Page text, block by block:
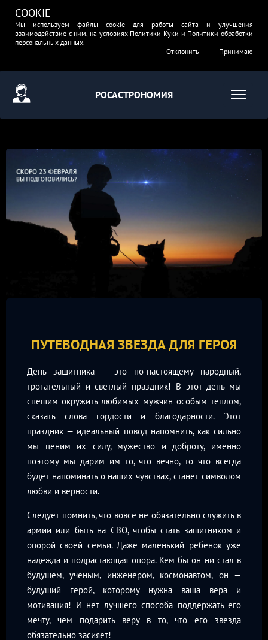
COOKIE
Мы используем файлы cookie для работы сайта и улучшения
взаимодействие с ним, на условиях Политики Куки и Политики обработки
персональных данных.
Отклонить
Принимаю
РОСАСТРОНОМИЯ
ПУТЕВОДНАЯ ЗВЕЗДА ДЛЯ ГЕРОЯ
День защитника — это по-настоящему народный,
трогательный и светлый праздник! В этот день мы
спешим окружить любимых мужчин особым теплом,
сказать слова гордости и благодарности. Этот
праздник — идеальный повод напомнить, как сильно
мы ценим их силу, мужество и доброту, именно
поэтому мы дарим им то, что вечно, то что всегда
будет напоминать о наших чувствах, станет символом
любви и верности.
Следует помнить, что вовсе не обязательно служить в
армии или быть на СВО, чтобы стать защитником и
опорой своей семьи. Даже маленький ребенок уже
надежда и подрастающая опора. Кем бы он ни стал в
будущем, ученым, инженером, космонавтом, он —
будущий герой, которому нужна ваша вера и
мотивация! И нет лучшего способа поддержать его
мечту, чем подарить веру в то, что его звезда
обязательно засияет!